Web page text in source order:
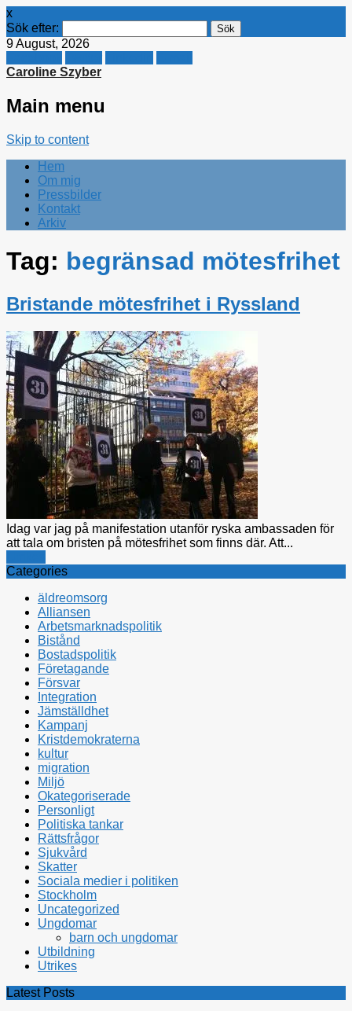
x
Sök efter:
9 August, 2026
Caroline Szyber
Main menu
Skip to content
Hem
Om mig
Pressbilder
Kontakt
Arkiv
Tag: begränsad mötesfrihet
Bristande mötesfrihet i Ryssland
Idag var jag på manifestation utanför ryska ambassaden för
att tala om bristen på mötesfrihet som finns där. Att...
Categories
äldreomsorg
Alliansen
Arbetsmarknadspolitik
Bistånd
Bostadspolitik
Företagande
Försvar
Integration
Jämställdhet
Kampanj
Kristdemokraterna
kultur
migration
Miljö
Okategoriserade
Personligt
Politiska tankar
Rättsfrågor
Sjukvård
Skatter
Sociala medier i politiken
Stockholm
Uncategorized
Ungdomar
barn och ungdomar
Utbildning
Utrikes
Latest Posts